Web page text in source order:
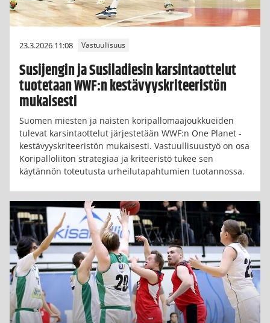
23.3.2026 11:08 Vastuullisuus
Susijengin ja Susiladiesin karsintaottelut
tuotetaan WWF:n kestävyyskriteeristön
mukaisesti
Suomen miesten ja naisten koripallomaajoukkueiden
tulevat karsintaottelut järjestetään WWF:n One Planet -
kestävyyskriteeristön mukaisesti. Vastuullisuustyö on osa
Koripalloliiton strategiaa ja kriteeristö tukee sen
käytännön toteutusta urheilutapahtumien tuotannossa.